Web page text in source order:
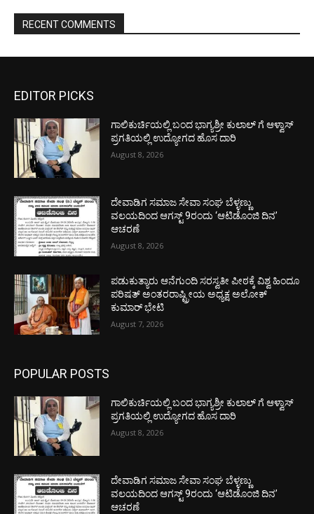
RECENT COMMENTS
EDITOR PICKS
ಗಾಲಿಕುರ್ಚಿಯಲ್ಲಿ ಬಂದ ಭಾಗ್ಯಶ್ರೀ ಕುಲಾಲ್ ಗೆ ಆಳ್ವಾಸ್
ಪ್ರಗತಿಯಲ್ಲಿ ಉದ್ಯೋಗದ ಹೊಸ ದಾರಿ
August 8, 2026
ದೇವಾಡಿಗ ಸಮಾಜ ಸೇವಾ ಸಂಘ ಬೆಳ್ಳಣ್ಣು
ವಲಯದಿಂದ ಆಗಸ್ಟ್ 9ರಂದು ‘ಆಟಿಡೊಂಜಿ ದಿನ’
ಆಚರಣೆ
August 8, 2026
ಪಡುಕುತ್ಯಾರು ಆನೆಗುಂದಿ ಸರಸ್ವತೀ ಪೀಠಕ್ಕೆ ವಿಶ್ವ ಹಿಂದೂ
ಪರಿಷತ್ ಅಂತರರಾಷ್ಟ್ರೀಯ ಅಧ್ಯಕ್ಷ ಅಲೋಕ್
ಕುಮಾರ್ ಭೇಟಿ
August 7, 2026
POPULAR POSTS
ಗಾಲಿಕುರ್ಚಿಯಲ್ಲಿ ಬಂದ ಭಾಗ್ಯಶ್ರೀ ಕುಲಾಲ್ ಗೆ ಆಳ್ವಾಸ್
ಪ್ರಗತಿಯಲ್ಲಿ ಉದ್ಯೋಗದ ಹೊಸ ದಾರಿ
August 8, 2026
ದೇವಾಡಿಗ ಸಮಾಜ ಸೇವಾ ಸಂಘ ಬೆಳ್ಳಣ್ಣು
ವಲಯದಿಂದ ಆಗಸ್ಟ್ 9ರಂದು ‘ಆಟಿಡೊಂಜಿ ದಿನ’
ಆಚರಣೆ